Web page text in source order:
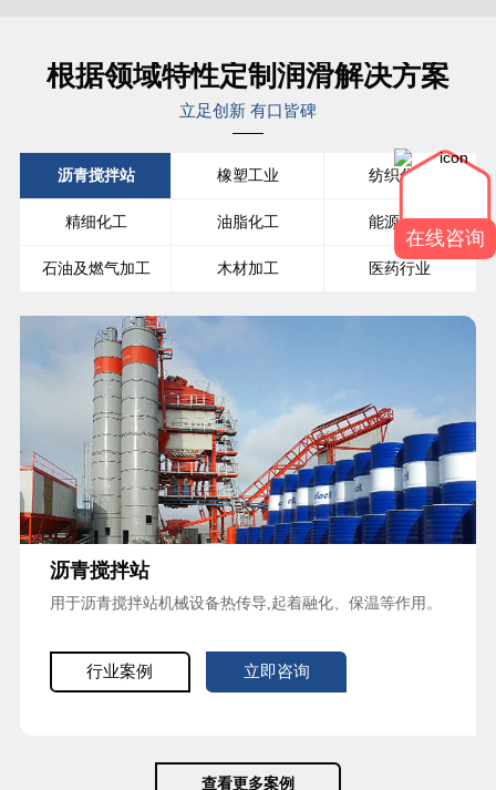
根据领域特性定制润滑解决方案
立足创新 有口皆碑
沥青搅拌站 橡塑工业 纺织化纤
精细化工 油脂化工 能源工业
石油及燃气加工 木材加工 医药行业
沥青搅拌站
用于沥青搅拌站机械设备热传导,起着融化、保温等作用。
行业案例 立即咨询
查看更多案例
在线咨询